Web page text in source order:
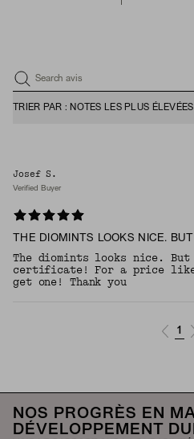
Search avis
TRIER PAR : NOTES LES PLUS ÉLEVÉES
Josef S.
Verified Buyer
THE DIOMINTS LOOKS NICE. BUT
The diomints looks nice. But
certificate! For a price
get one! Thank you
1
NOS PROGRÈS EN
DÉVELOPPEMENT